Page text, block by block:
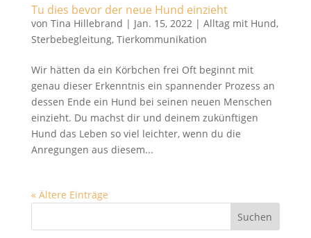
Tu dies bevor der neue Hund einzieht
von Tina Hillebrand | Jan. 15, 2022| Alltag mit Hund,
Sterbebegleitung, Tierkommunikation
Wir hätten da ein Körbchen frei Oft beginnt mit
genau dieser Erkenntnis ein spannender Prozess an
dessen Ende ein Hund bei seinen neuen Menschen
einzieht. Du machst dir und deinem zukünftigen
Hund das Leben so viel leichter, wenn du die
Anregungen aus diesem...
« Ältere Einträge